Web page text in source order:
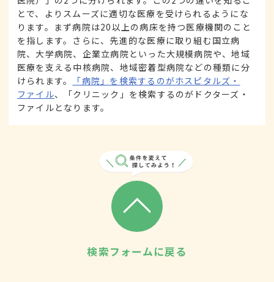
とで、よりスムーズに適切な医療を受けられるようにな
ります。まず病院は20以上の病床を持つ医療機関のこと
を指します。さらに、先進的な医療に取り組む国立病
院、大学病院、企業立病院といった大規模病院や、地域
医療を支える中核病院、地域密着型病院などの種類に分
けられます。
「病院」を検索するのがホスピタルズ・
ファイル、「クリニック」を検索するのがドクターズ・
ファイルとなります。
検索フォームに戻る